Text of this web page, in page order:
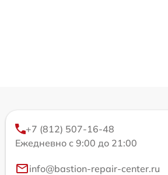
+7 (812) 507-16-48
Ежедневно с 9:00 до 21:00
info@bastion-repair-center.ru